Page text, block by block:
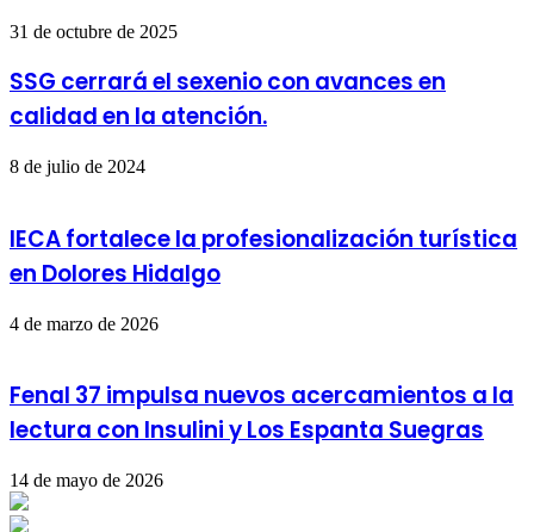
31 de octubre de 2025
SSG cerrará el sexenio con avances en
calidad en la atención.
8 de julio de 2024
IECA fortalece la profesionalización turística
en Dolores Hidalgo
4 de marzo de 2026
Fenal 37 impulsa nuevos acercamientos a la
lectura con Insulini y Los Espanta Suegras
14 de mayo de 2026